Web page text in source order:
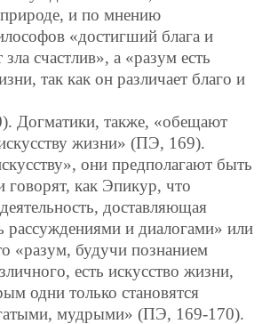
и по мнению
«достигший блага и
счастлив», а «разум есть
так как он различает благо и
Догматики, также, «обещают
жизни» (ПЭ, 169).
они предполагают быть
как Эпикур, что
доставляющая
рассуждениями и диалогами» или
«разум, будучи познанием
есть искусство жизни,
одни только становятся
мудрыми» (ПЭ, 169-170).